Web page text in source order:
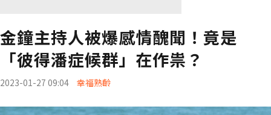
金鐘主持人被爆感情醜聞！竟是
「彼得潘症候群」在作祟？
2023-01-27 09:04 幸福熟齡